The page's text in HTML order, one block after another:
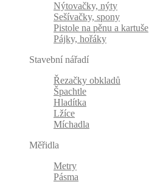
Nýtovačky, nýty
Sešívačky, spony
Pistole na pěnu a kartuše
Pájky, hořáky
Stavební nářadí
Řezačky obkladů
Špachtle
Hladítka
Lžíce
Míchadla
Měřidla
Metry
Pásma